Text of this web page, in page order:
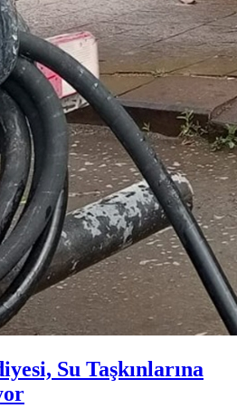
Su Taşkınlarına